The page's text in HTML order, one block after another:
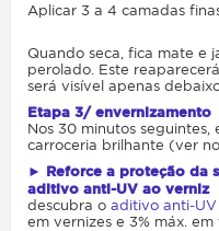
Aplicar 3 a 4 camadas
Quando seca, fica mate e
perolado. Este
será visível apenas
Etapa 3/ envernizamento
Nos 30 minutos
carroceria brilhante (ver
► Reforce a proteção da
aditivo anti-UV ao verniz
descubra o aditivo anti-
em vernizes e 3% máx. em